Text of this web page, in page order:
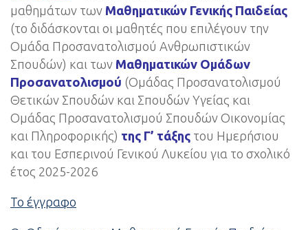
μαθημάτων των Μαθηματικών Γενικής Παιδείας
(το διδάσκονται οι μαθητές που επιλέγουν την
Ομάδα Προσανατολισμού Ανθρωπιστικών
Σπουδών) και των Μαθηματικών Ομάδων
Προσανατολισμού (Ομάδας Προσανατολισμού
Θετικών Σπουδών και Σπουδών Υγείας και
Ομάδας Προσανατολισμού Σπουδών Οικονομίας
και Πληροφορικής) της Γ’ τάξης του Ημερήσιου
και του Εσπερινού Γενικού Λυκείου για το σχολικό
έτος 2025-2026
Το έγγραφο